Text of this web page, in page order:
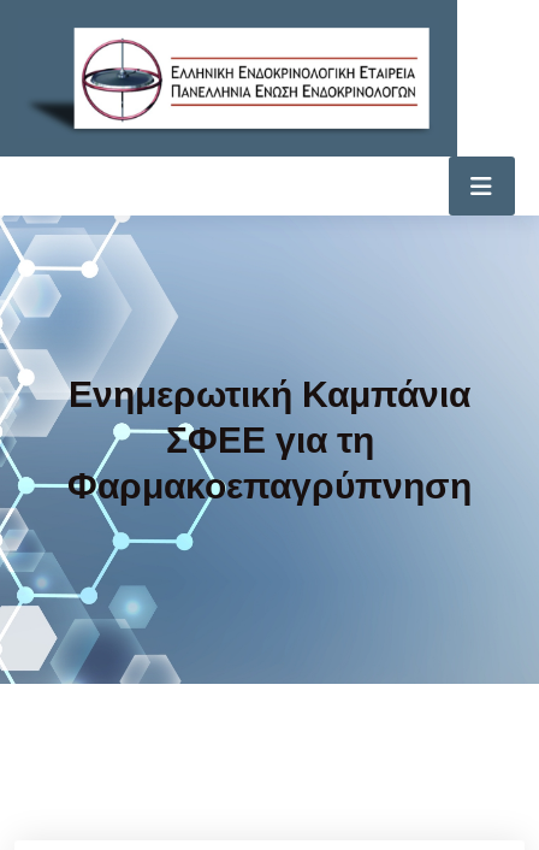
Ενημερωτική Καμπάνια
ΣΦΕΕ για τη
Φαρμακοεπαγρύπνηση